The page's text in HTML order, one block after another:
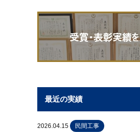
最近の実績
2026.04.15 民間工事